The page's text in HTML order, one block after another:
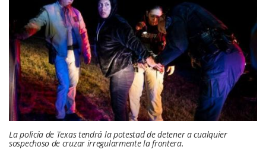
La policía de Texas tendrá la potestad de detener a cualquier
sospechoso de cruzar irregularmente la frontera.